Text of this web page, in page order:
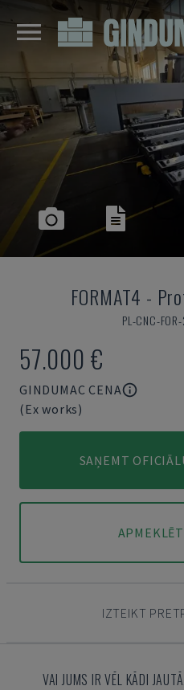
FORMAT4 -
PL-CNC-
57.000 €
GINDUMAC CENA
(Ex works)
SAŅEMT
IZTEIKT
VAI JUMS IR VĒL KĀDI